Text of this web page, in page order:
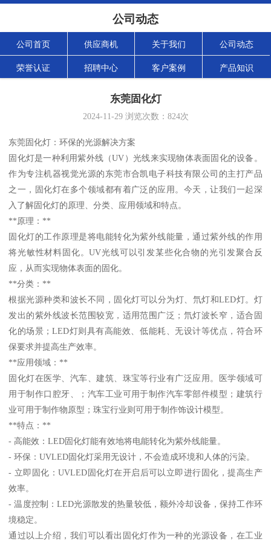
公司动态
公司首页 供应商机 关于我们 公司动态
荣誉认证 招聘中心 客户案例 产品知识
东莞固化灯
2024-11-29浏览次数： 824次
东莞固化灯：环保的光源解决方案
固化灯是一种利用紫外线（UV）光线来实现物体表面固化的设备。
作为专注机器视觉光源的东莞市合凯电子科技有限公司的主打产品
之一，固化灯在多个领域都有着广泛的应用。今天，让我们一起深
入了解固化灯的原理、分类、应用领域和特点。
**原理：**
固化灯的工作原理是将电能转化为紫外线能量，通过紫外线的作用
将光敏性材料固化。UV光线可以引发某些化合物的光引发聚合反
应，从而实现物体表面的固化。
**分类：**
根据光源种类和波长不同，固化灯可以分为灯、氘灯和LED灯。灯
发出的紫外线波长范围较宽，适用范围广泛；氘灯波长窄，适合固
化的场景；LED灯则具有高能效、低能耗、无设计等优点，符合环
保要求并提高生产效率。
**应用领域：**
固化灯在医学、汽车、建筑、珠宝等行业有广泛应用。医学领域可
用于制作口腔牙、；汽车工业可用于制作汽车零部件模型；建筑行
业可用于制作物原型；珠宝行业则可用于制作饰设计模型。
**特点：**
- 高能效：LED固化灯能有效地将电能转化为紫外线能量。
- 环保：UVLED固化灯采用无设计，不会造成环境和人体的污染。
- 立即固化：UVLED固化灯在开启后可以立即进行固化，提高生产
效率。
- 温度控制：LED光源散发的热量较低，额外冷却设备，保持工作环
境稳定。
通过以上介绍，我们可以看出固化灯作为一种的光源设备，在工业